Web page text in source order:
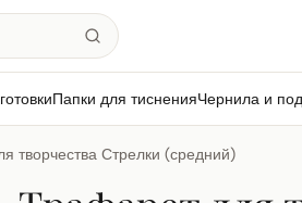
Папки для тисненияЧернила и
творчества Стрелки (средний)